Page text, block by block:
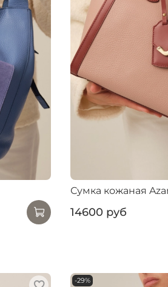
Сумка кожаная
14600 руб
-29%